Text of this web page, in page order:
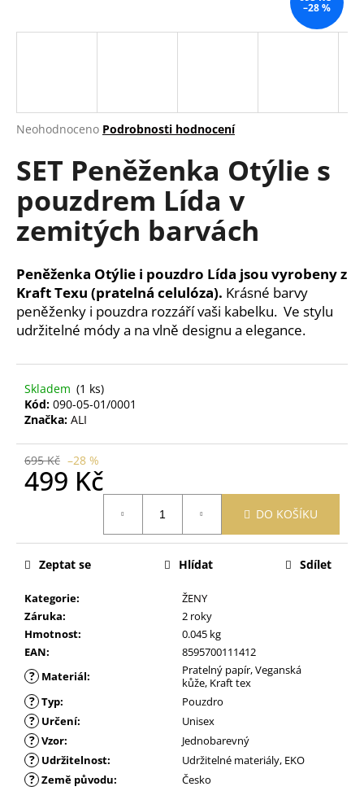
Průměrné
produktu
je
5
hvězdiček.
Neohodnoceno Podrobnosti hodnocení
SET Peněženka Otýlie s
pouzdrem Lída v
zemitých barvách
Peněženka Otýlie i pouzdro Lída jsou vyrobeny z
Kraft Texu (pratelná celulóza). Krásné barvy
peněženky i pouzdra rozzáří vaši kabelku. Ve stylu
udržitelné módy a na vlně designu a elegance.
Skladem (1 ks)
Kód: 090-05-01/0001
Značka: ALI
695 Kč –28 %
499 Kč
DO KOŠÍKU
Kategorie:
ŽENY
Záruka:
2 roky
Hmotnost:
0.045 kg
EAN: 8595700111412
? Materiál:
Pratelný papír, Veganská
kůže, Kraft tex
? Typ: Pouzdro
? Určení: Unisex
? Vzor: Jednobarevný
? Udržitelnost: Udržitelné materiály, EKO
? Země původu: Česko
Zeptat se Hlídat Sdílet
–28 %
j
?
o
p
o
r
č
u
e
m
e
HAUS
MIX
VŮNÍ
KS
299
Kč